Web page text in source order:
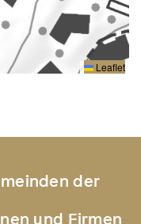
Leaflet
der
und Firmen